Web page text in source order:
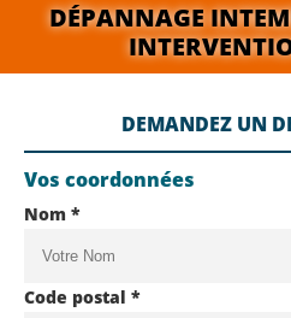
DÉPANNAGE
DEMANDEZ UN
Vos coordonnées
Nom *
Code postal *